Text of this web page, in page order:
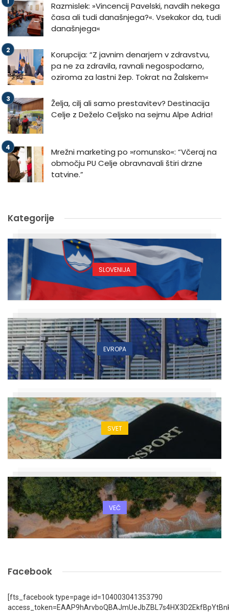
Razmislek: »Vincencij Pavelski, navdih nekega
časa ali tudi današnjega?«. Vsekakor da, tudi
današnjega«
Korupcija: “Z javnim denarjem v zdravstvu,
pa ne za zdravila, ravnali negospodarno,
oziroma za lastni žep. Tokrat na Žalskem«
Želja, cilj ali samo prestavitev? Destinacija
Celje z Deželo Celjsko na sejmu Alpe Adria!
Mrežni marketing po »romunsko«: “Včeraj na
območju PU Celje obravnavali štiri drzne
tatvine.”
Kategorije
SLOVENIJA
EVROPA
SVET
VEČ
Facebook
[fts_facebook type=page id=104003041353790